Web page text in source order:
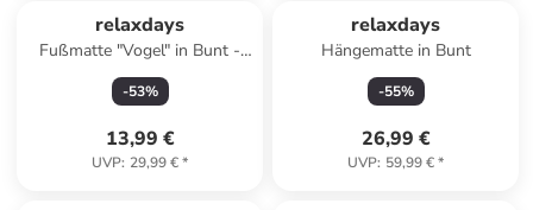
relaxdays
Fußmatte "Vogel" in Bunt -
(B)60 x (T)40 cm
-53%
13,99 €
UVP: 29,99 €*
relaxdays
Hängematte in Bunt
-55%
26,99 €
UVP: 59,99 €*